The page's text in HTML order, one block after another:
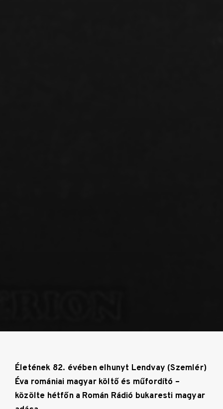
Életének 82. évében elhunyt Lendvay (Szemlér)
Éva romániai magyar költő és műfordító –
közölte hétfőn a Román Rádió bukaresti magyar